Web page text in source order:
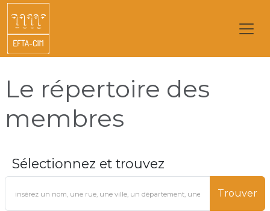
Le répertoire des
membres
Sélectionnez et trouvez
Trouver